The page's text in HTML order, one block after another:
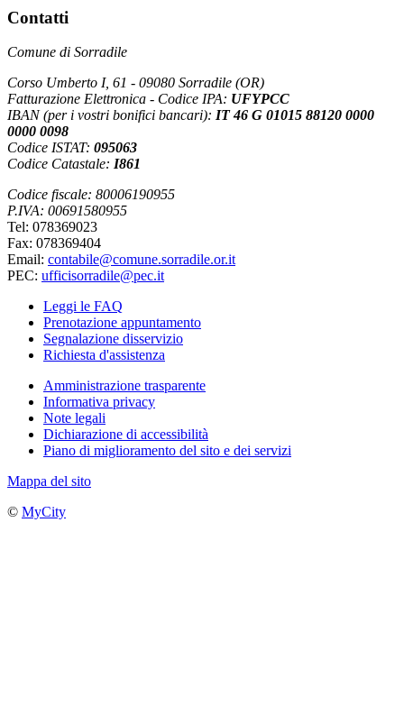
Contatti
Comune di Sorradile
Corso Umberto I, 61 - 09080 Sorradile (OR)
Fatturazione Elettronica - Codice IPA: UFYPCC
IBAN (per i vostri bonifici bancari): IT 46 G 01015 88120 0000
0000 0098
Codice ISTAT: 095063
Codice Catastale: I861
Codice fiscale: 80006190955
P.IVA: 00691580955
Tel: 078369023
Fax: 078369404
Email: contabile@comune.sorradile.or.it
PEC: ufficisorradile@pec.it
Leggi le FAQ
Prenotazione appuntamento
Segnalazione disservizio
Richiesta d'assistenza
Amministrazione trasparente
Informativa privacy
Note legali
Dichiarazione di accessibilità
Piano di miglioramento del sito e dei servizi
Mappa del sito
© MyCity